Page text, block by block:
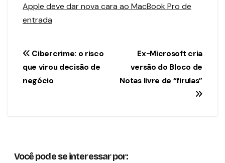
Apple deve dar nova cara ao MacBook Pro de
entrada
Navegação
de
Ex-Microsoft cria
versão do Bloco de
Notas livre de “firulas”
Cibercrime: o risco
que virou decisão de
negócio
Você pode se interessar por: